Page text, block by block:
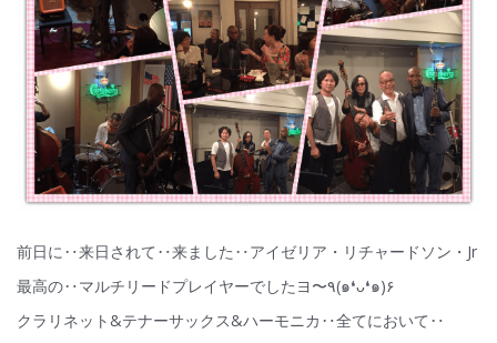
前日に‥来日されて‥来ました‥アイゼリア・リチャードソン・Jr
最高の‥マルチリードプレイヤーでしたヨ〜٩(๑❛ᴗ❛๑)۶
クラリネット&テナーサックス&ハーモニカ‥全てにおいて‥